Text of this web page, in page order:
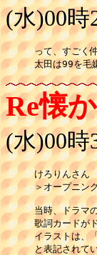
(水)00時
って、すごく
太田は99を毛
Re懐
(水)00時
けろりんさん
＞オープニン
当時、ドラマ
歌詞カードが
イラストは、
と表記されて